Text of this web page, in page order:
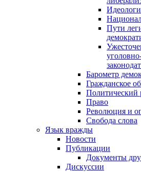
Пути
Барометр
Гражданское
Политический
Право
Революция и
Свобода слова
Язык вражды
Новости
Публикации
Документы
Дискуссии